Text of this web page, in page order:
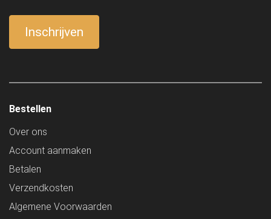
Bestellen
Over ons
Account aanmaken
Betalen
Verzendkosten
Algemene Voorwaarden